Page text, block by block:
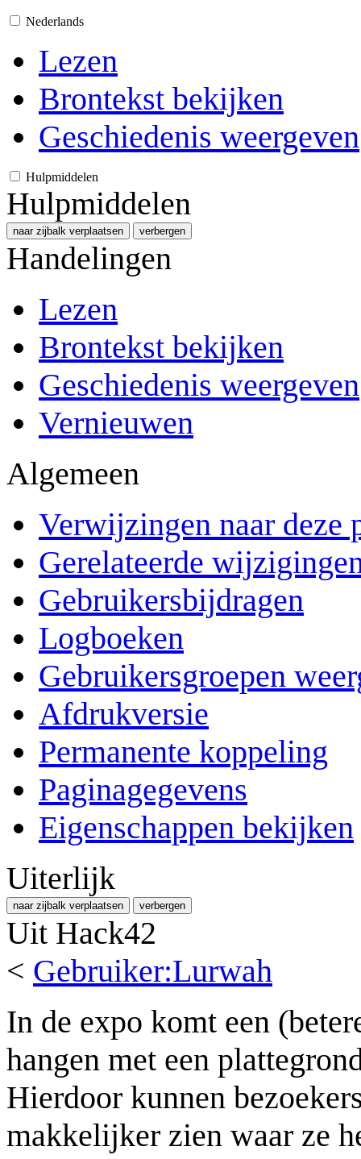
Nederlands
Lezen
Brontekst bekijken
Geschiedenis weergeven
Hulpmiddelen
Hulpmiddelen
naar zijbalk verplaatsen verbergen
Handelingen
Lezen
Brontekst bekijken
Geschiedenis weergeven
Vernieuwen
Algemeen
Verwijzingen naar deze
Gerelateerde
Gebruikersbijdragen
Logboeken
Gebruikersgroepen
Afdrukversie
Permanente koppeling
Paginagegevens
Eigenschappen bekijken
Uiterlijk
naar zijbalk verplaatsen verbergen
Uit Hack42
< Gebruiker:Lurwah
In de expo komt een
hangen met een
Hierdoor kunnen
makkelijker zien waar ze